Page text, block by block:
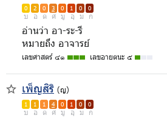
0 2 0 3 0 1 0 0
บ อ ด ศ มู อุ ม ก
อ่านว่า อา-ระ-รี
หมายถึง อาจารย์
เลขศาสตร์ ๔๑ เลขอายตนะ ๕
เพ็ญสิริ (ญ)
1 1 1 4 0 1 0 0
บ อ ด ศ มู อุ ม ก